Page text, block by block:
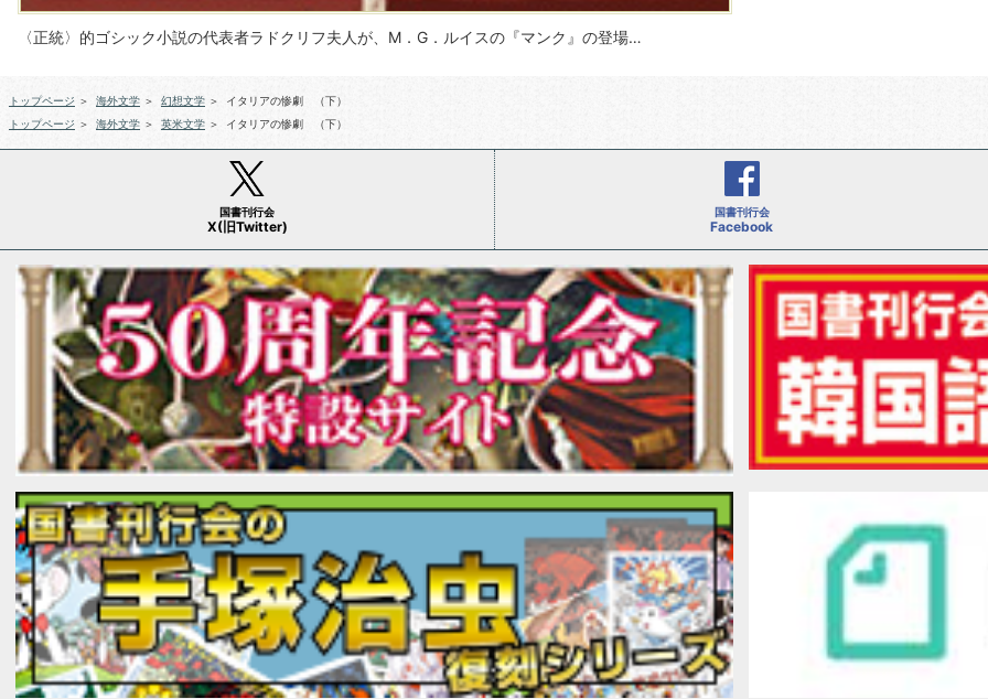
〈正統〉的ゴシック小説の代表者ラドクリフ夫人が、M．G．ルイスの『マンク』の登場…
トップページ ＞ 海外文学 ＞ 幻想文学 ＞
イタリアの惨劇 （下）
トップページ ＞ 海外文学 ＞ 英米文学 ＞ イタリアの惨劇 （下）
国書刊行会
X(旧Twitter)
国書刊行会
Facebook